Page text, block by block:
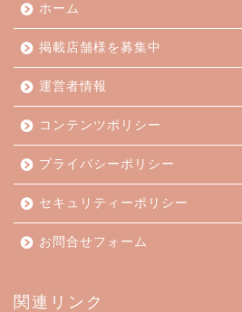
ホーム
掲載店舗様を募集中
運営者情報
コンテンツポリシー
プライバシーポリシー
セキュリティーポリシー
お問合せフォーム
関連リンク